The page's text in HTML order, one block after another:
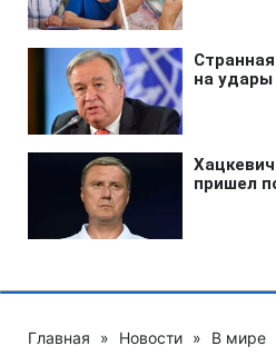
Главная » Новости » В мире